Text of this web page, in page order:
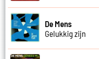
De Mens
Gelukkig zijn